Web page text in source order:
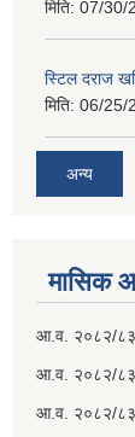
मिति: 07/30/
स्टिल दराज
मिति: 06/25/
अन्य
मासिक
आ.व. २०८२/८३
आ.व. २०८२/८३
आ.व. २०८२/८३